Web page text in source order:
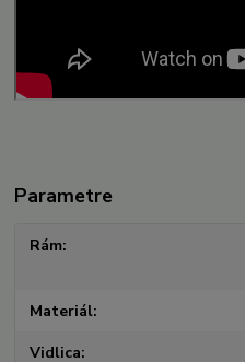
Parametre
Rám
Materiál
Vidlica